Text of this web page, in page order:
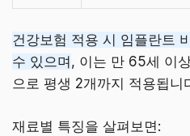
건강보험 적용 시 임플란트
수 있으며 , 이는 만 65세 이
으로 평생 2개까지 적용됩니
재료별 특징을 살펴보면: